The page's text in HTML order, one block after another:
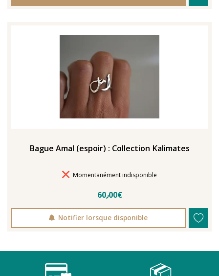
Bague Amal (espoir) : Collection Kalimates
Délais de livraison
Momentanément indisponible
60٫00€
Notifier lorsque disponible